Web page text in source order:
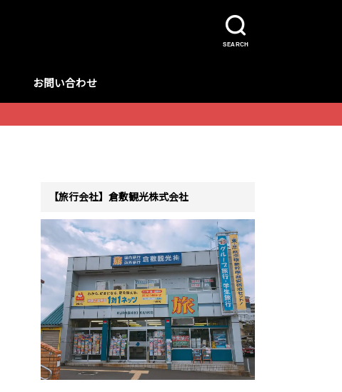
SEARCH
お問い合わせ
【旅行会社】倉敷観光株式会社